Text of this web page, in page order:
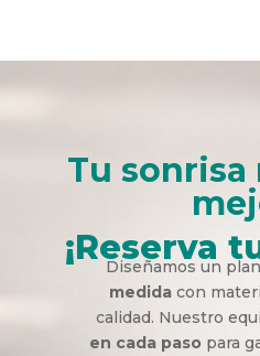
Tu sonrisa
¡Reserva
Diseñamos un
medida con
calidad. Nuestro
en cada paso para